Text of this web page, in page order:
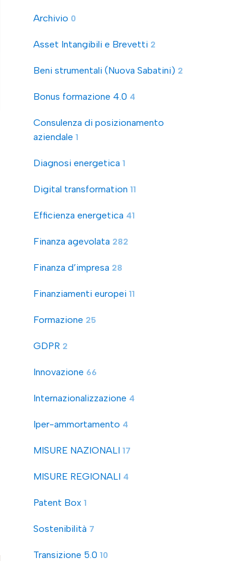
Archivio 0
Asset Intangibili e Brevetti 2
Beni strumentali (Nuova Sabatini) 2
Bonus formazione 4.0 4
Consulenza di posizionamento
aziendale 1
Diagnosi energetica 1
Digital transformation 11
Efficienza energetica 41
Finanza agevolata 282
Finanza d’impresa 28
Finanziamenti europei 11
Formazione 25
GDPR 2
Innovazione 66
Internazionalizzazione 4
Iper-ammortamento 4
MISURE NAZIONALI 17
MISURE REGIONALI 4
Patent Box 1
Sostenibilità 7
Transizione 5.0 10